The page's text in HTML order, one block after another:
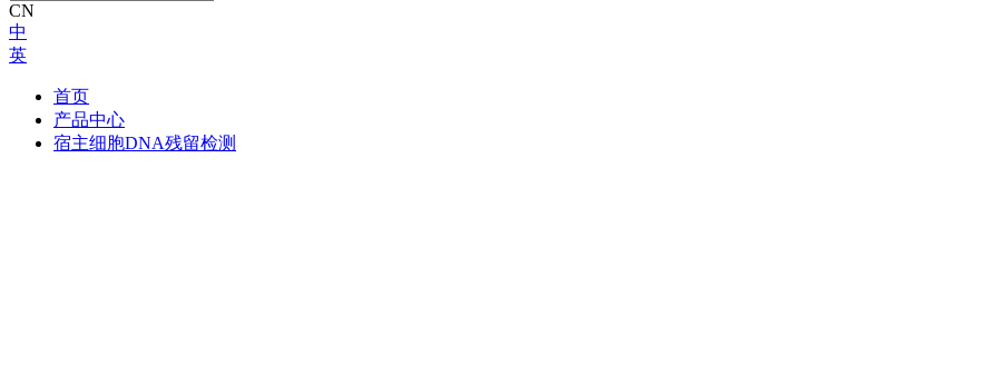
CN
中
英
首页
产品中心
宿主细胞DNA残留检测